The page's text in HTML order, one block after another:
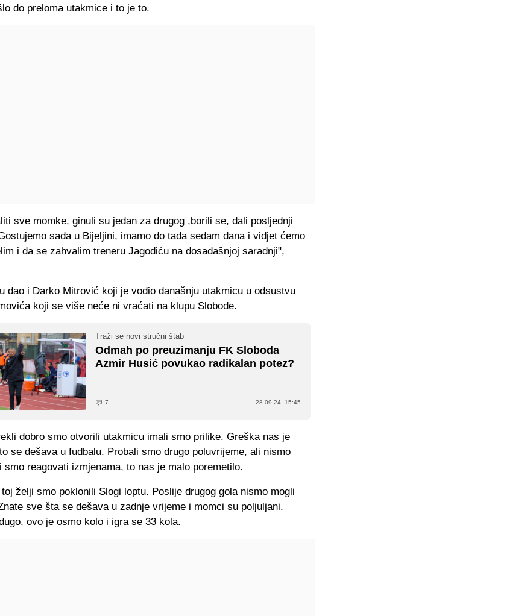
do preloma utakmice i to je to.
sve momke, ginuli su jedan za drugog ,borili se, dali posljednji
sada u Bijeljini, imamo do tada sedam dana i vidjet ćemo
i da se zahvalim treneru Jagodiću na dosadašnjoj saradnji",
dao i Darko Mitrović koji je vodio današnju utakmicu u odsustvu
koji se više neće ni vraćati na klupu Slobode.
Traži se novi stručni štab
Odmah po preuzimanju FK Sloboda
Azmir Husić povukao radikalan potez?
7 28.09.24. 15:45
dobro smo otvorili utakmicu imali smo prilike. Greška nas je
se dešava u fudbalu. Probali smo drugo poluvrijeme, ali nismo
smo reagovati izmjenama, to nas je malo poremetilo.
želji smo poklonili Slogi loptu. Poslije drugog gola nismo mogli
sve šta se dešava u zadnje vrijeme i momci su poljuljani.
ovo je osmo kolo i igra se 33 kola.